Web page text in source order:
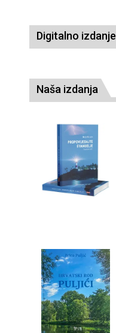
Digitalno izdanje
Naša izdanja